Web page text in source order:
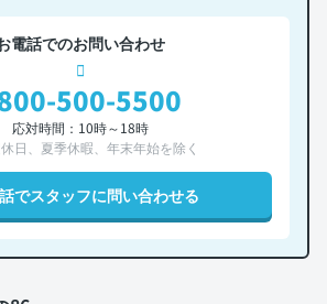
電話でのお問い合わせ
500-5500
応対時間：10時～18時
日、夏季休暇、年末年始を除く
でスタッフに問い合わせる